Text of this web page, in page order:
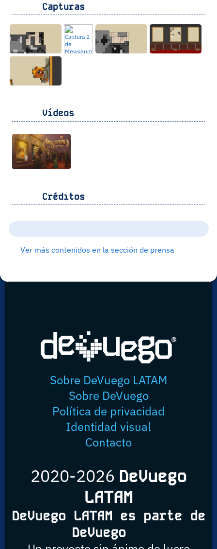
Capturas
Vídeos
Créditos
Ver más contenidos en la sección de prensa
Sobre DeVuego LATAM
Sobre DeVuego
Política de privacidad
Identidad visual
Contacto
2020-2026 DeVuego
LATAM
DeVuego LATAM es parte de
DeVuego